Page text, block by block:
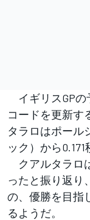
イギリスGPの
コードを更新す
タラロはポール
ック）から
クアルタラロ
ったと振り返り
の、優勝を目指
るようだ。